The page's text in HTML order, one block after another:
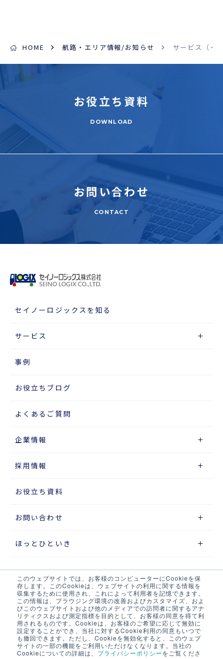
このウェブサイトでは、お客様のコンピューターにCookieを保
存します。このCookieは、ウェブサイトの利用に関する情報を
収集するために使用され、これによって利用者を記憶できます。
この情報は、ブラウジング環境の改善およびカスタマイズ、およ
びこのウェブサイトおよび他のメディアでの訪問者に関するアナ
リティクスおよび測定指標を目的として、お客様の同意を得て利
用されるものです。Cookieは、お客様のご希望に応じて無効に
設定することができ、当社に対するCookie利用の同意もいつで
も撤回できます。ただし、Cookieを無効化すると、このウェブ
サイトの一部の機能をご利用いただけなくなります。当社の
Cookieについての詳細は、 プライバシーポリシーをご覧くださ
HOME 航路・エリア情報/お知らせ サービス（イ
お役立ち 資料
DOWNLOAD
お問い合わせ
CONTACT
セイノーロジックスを知る
サービス
事例
お役立ちブログ
よくあるご質問
企業情報
採用情報
お役立ち資料
お問い合わせ
ほっとひといき
サイトマップ
プライバシーポリシー
ウェブアクセシビリティポリシー
当サイト・当社システムについて